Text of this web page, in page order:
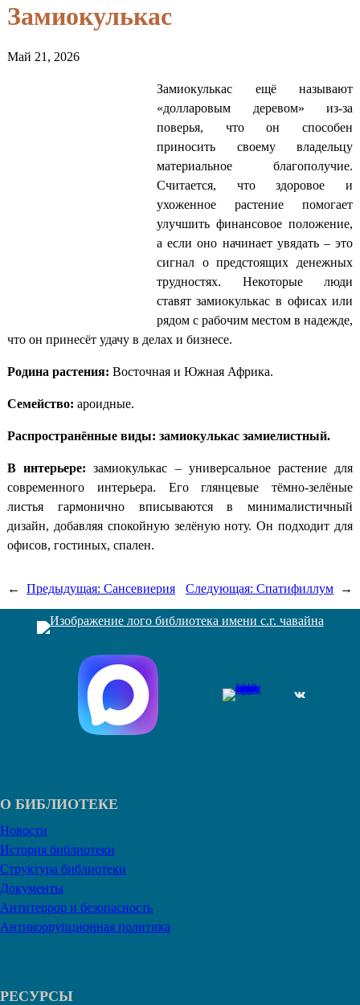
Замиокулькас
Май 21, 2026
Замиокулькас ещё называют
«долларовым деревом» из-за
поверья, что он способен
приносить своему владельцу
материальное благополучие.
Считается, что здоровое и
ухоженное растение помогает
улучшить финансовое положение,
а если оно начинает увядать – это
сигнал о предстоящих денежных
трудностях. Некоторые люди
ставят замиокулькас в офисах или
рядом с рабочим местом в надежде,
что он принесёт удачу в делах и бизнесе.
Родина растения: Восточная и Южная Африка.
Семейство: ароидные.
Распространённые виды: замиокулькас замиелистный.
В интерьере:замиокулькас – универсальное растение для
современного интерьера. Его глянцевые тёмно-зелёные
листья гармонично вписываются в минималистичный
дизайн, добавляя спокойную зелёную ноту. Он подходит для
офисов, гостиных, спален.
← Предыдущая: Сансевиерия Следующая:Спатифиллум →
ВКонтакте
О БИБЛИОТЕКЕ
Новости
История библиотеки
Структура библиотеки
Документы
Антитеррор и безопасность
Антикоррупционная политика
РЕСУРСЫ